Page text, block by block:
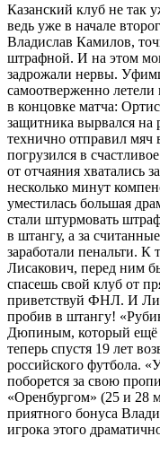
Казанский клуб не так
ведь уже в начале
Владислав Камилов,
штрафной. И на этом
задрожали нервы.
самоотверженно
в концовке матча:
защитника вырвался на
технично отправил мяч
погрузился в
от отчаяния хватались
несколько минут
уместилась большая
стали штурмовать
в штангу, а за
заработали пенальти. К
Лисакович, перед ним
спасешь свой клуб от
приветствуй ФНЛ. И
пробив в штангу!
Дюпиным, который ещё
теперь спустя 19 лет
российского футбола.
поборется за свою
«Оренбургом» (25 и 28
приятного бонуса
игрока этого